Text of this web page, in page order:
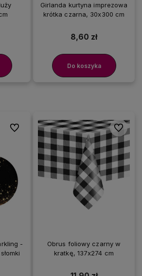
Girlanda kurtyna imprezowa
krótka czarna, 30x300 cm
8,60 zł
Do koszyka
-
Do ulubionych
Obrus foliowy czarny w
kratkę, 137x274 cm
Do